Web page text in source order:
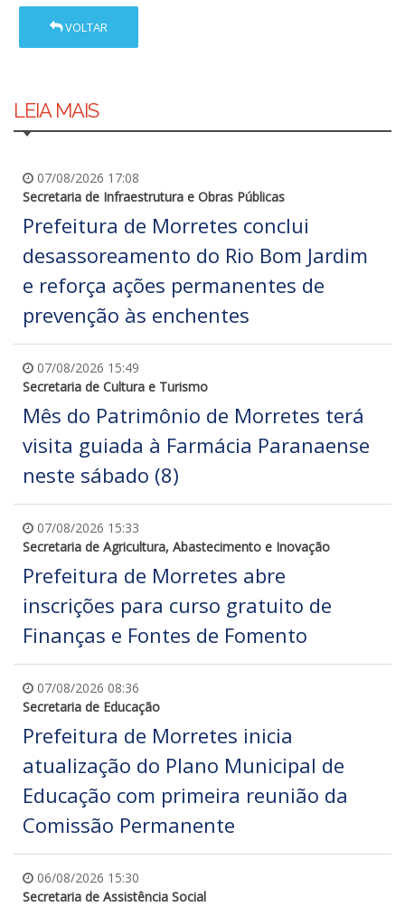
VOLTAR
LEIA MAIS
07/08/2026 17:08
Secretaria de Infraestrutura e Obras Públicas
Prefeitura de Morretes conclui
desassoreamento do Rio Bom Jardim
e reforça ações permanentes de
prevenção às enchentes
07/08/2026 15:49
Secretaria de Cultura e Turismo
Mês do Patrimônio de Morretes terá
visita guiada à Farmácia Paranaense
neste sábado (8)
07/08/2026 15:33
Secretaria de Agricultura, Abastecimento e Inovação
Prefeitura de Morretes abre
inscrições para curso gratuito de
Finanças e Fontes de Fomento
07/08/2026 08:36
Secretaria de Educação
Prefeitura de Morretes inicia
atualização do Plano Municipal de
Educação com primeira reunião da
Comissão Permanente
06/08/2026 15:30
Secretaria de Assistência Social